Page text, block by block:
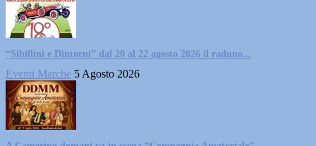
“Sibillini e Dintorni” dal 20 al 22 agosto 2026 il raduno...
Eventi Marche 5 Agosto 2026